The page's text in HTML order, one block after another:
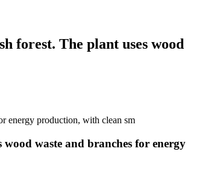
forest. The plant uses wood
energy production, with clean sm
waste and branches for energy